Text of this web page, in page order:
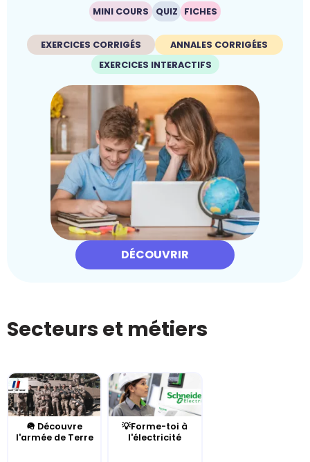
MINI COURS QUIZ FICHES
EXERCICES CORRIGÉS
ANNALES CORRIGÉES
EXERCICES INTERACTIFS
DÉCOUVRIR
Secteurs et métiers
🪖 Découvre
l'armée de Terre
💡Forme-toi à
l'électricité